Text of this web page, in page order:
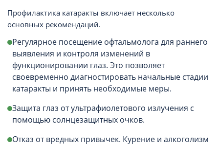
Профилактика катаракты включает несколько
основных рекомендаций.
Регулярное посещение офтальмолога для раннего
выявления и контроля изменений в
функционировании глаз. Это позволяет
своевременно диагностировать начальные стадии
катаракты и принять необходимые меры.
Защита глаз от ультрафиолетового излучения с
помощью солнцезащитных очков.
Отказ от вредных привычек. Курение и алкоголизм